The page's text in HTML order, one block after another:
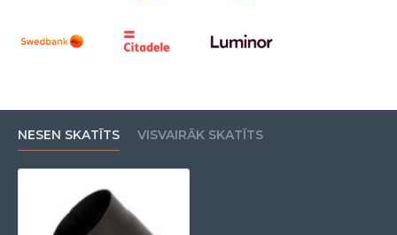
NESEN SKATĪTS VISVAIRĀK SKATĪTS